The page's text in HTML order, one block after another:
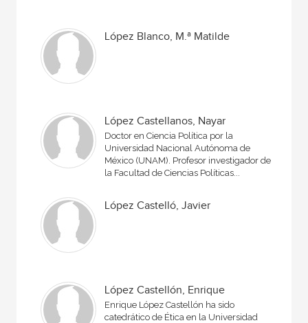
López Blanco, M.ª Matilde
López Castellanos, Nayar
Doctor en Ciencia Política por la
Universidad Nacional Autónoma de
México (UNAM). Profesor investigador de
la Facultad de Ciencias Políticas...
López Castelló, Javier
López Castellón, Enrique
Enrique López Castellón ha sido
catedrático de Ética en la Universidad